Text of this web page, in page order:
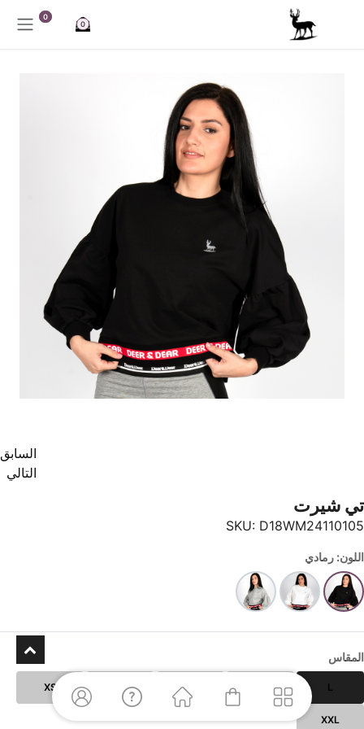
تخطي للذهاب إلى المحتوى
0
0
السابق
التالي
تي شيرت
SKU: D18WM24110105
اللون: رمادي
المقاس
L
XL
XS
XXL